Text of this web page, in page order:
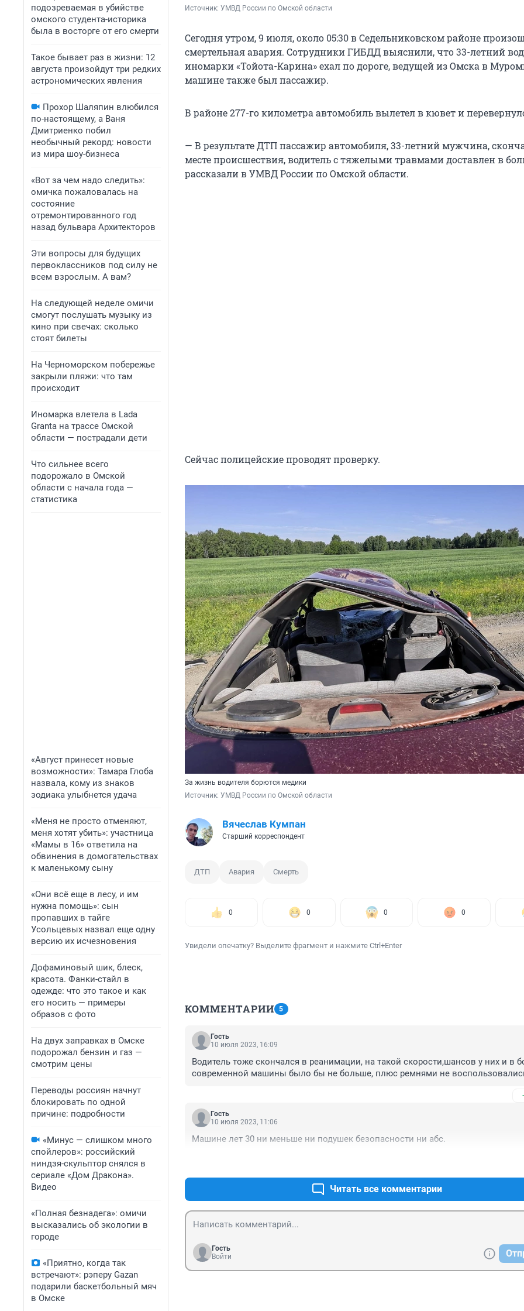
подозреваемая в убийстве
омского студента-историка
была в восторге от его смерти
Такое бывает раз в жизни: 12
августа произойдут три редких
астрономических явления
Прохор Шаляпин влюбился
по-настоящему, а Ваня
Дмитриенко побил
необычный рекорд: новости
из мира шоу-бизнеса
«Вот за чем надо следить»:
омичка пожаловалась на
состояние
отремонтированного год
назад бульвара Архитекторов
Эти вопросы для будущих
первоклассников под силу не
всем взрослым. А вам?
На следующей неделе омичи
смогут послушать музыку из
кино при свечах: сколько
стоят билеты
На Черноморском побережье
закрыли пляжи: что там
происходит
Иномарка влетела в Lada
Granta на трассе Омской
области — пострадали дети
Что сильнее всего
подорожало в Омской
области с начала года —
статистика
«Август принесет новые
возможности»: Тамара Глоба
назвала, кому из знаков
зодиака улыбнется удача
«Меня не просто отменяют,
меня хотят убить»: участница
«Мамы в 16» ответила на
обвинения в домогательствах
к маленькому сыну
«Они всё еще в лесу, и им
нужна помощь»: сын
пропавших в тайге
Усольцевых назвал еще одну
версию их исчезновения
Дофаминовый шик, блеск,
красота. Фанки-стайл в
одежде: что это такое и как
его носить — примеры
образов с фото
На двух заправках в Омске
подорожал бензин и газ —
смотрим цены
Переводы россиян начнут
блокировать по одной
причине: подробности
«Минус — слишком много
спойлеров»: российский
ниндзя-скульптор снялся в
сериале «Дом Дракона».
Видео
«Полная безнадега»: омичи
высказались об экологии в
городе
«Приятно, когда так
встречают»: рэперу Gazan
подарили баскетбольный мяч
в Омске
Источник: УМВД России по Омской области
Сегодня утром, 9 июля, около 05:30 в Седельниковском районе
смертельная авария. Сотрудники ГИБДД выяснили, что 33-летний
иномарки «Тойота-Карина» ехал по дороге, ведущей из Омска в
машине также был пассажир.
В районе 277-го километра автомобиль вылетел в кювет и
— В результате ДТП пассажир автомобиля, 33-летний мужчина,
месте происшествия, водитель с тяжелыми травмами доставлен в
рассказали в УМВД России по Омской области.
Сейчас полицейские проводят проверку.
За жизнь водителя борются медики
Источник: УМВД России по Омской области
Вячеслав Кумпан
Старший корреспондент
ДТП Авария Смерть
0 0 0 0
Увидели опечатку? Выделите фрагмент и нажмите Ctrl+Enter
КОММЕНТАРИИ 5
Гость
10 июля 2023, 16:09
Водитель тоже скончался в реанимации, на такой скорости,шансов у них и в
современной машины было бы не больше, плюс ремнями не
Гость
10 июля 2023, 11:06
Машине лет 30 ни меньше ни подушек безопасности ни абс.
Читать все комментарии
Гость
Войти